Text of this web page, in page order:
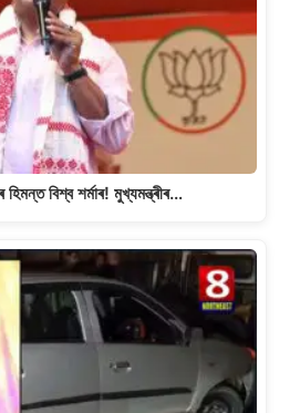
হিমন্ত বিশ্ব শৰ্মাৰ! মুখ্যমন্ত্ৰীৰ…